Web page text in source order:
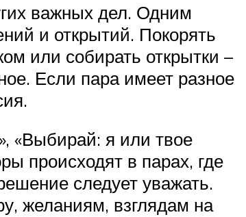
важных дел. Одним
и открытий. Покорять
или собирать открытки –
Если пара имеет разное
«Выбирай: я или твое
происходят в парах, где
следует уважать.
желаниям, взглядам на